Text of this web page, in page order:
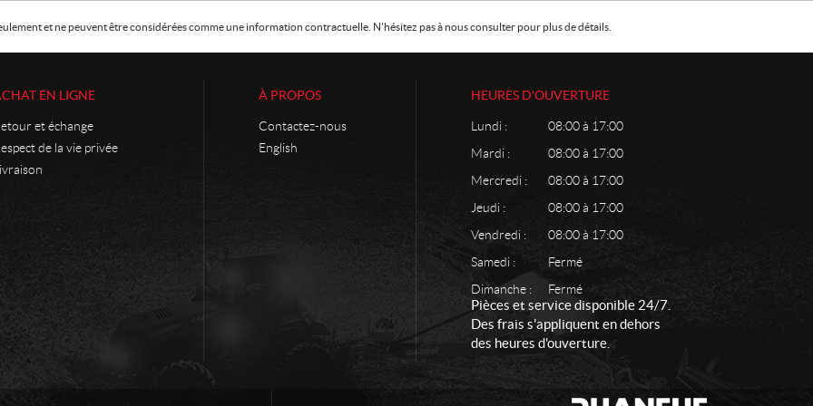
et ne peuvent être considérées comme une information contractuelle. N'hésitez pas à nous consulter pour plus de détails.
EN LIGNE
et échange
de la vie privée
À PROPOS
Contactez-nous
English
HEURES D'OUVERTURE
Lundi :
08:00 à 17:00
Mardi :
08:00 à 17:00
Mercredi :
08:00 à 17:00
Jeudi :
08:00 à 17:00
Vendredi :
08:00 à 17:00
Samedi :
Fermé
Dimanche :
Fermé
Pièces et service disponible 24/7.
Des frais s'appliquent en dehors
des heures d'ouverture.